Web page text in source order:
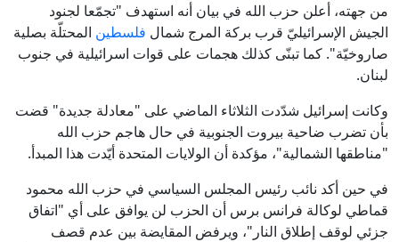
من جهته، أعلن حزب الله في بيان أنه استهدف "تجمّعا لجنود
الجيش الإسرائيليّ قرب بركة المرج شمال فلسطين المحتلّة بصلية
صاروخيّة". كما تبنّى كذلك هجمات على قوات اسرائيلية في جنوب
لبنان.
وكانت إسرائيل شدّدت الثلاثاء الماضي على "معادلة جديدة" قضت
بأن تضرب ضاحية بيروت الجنوبية في حال هاجم حزب الله
"مناطقها الشمالية"، مؤكدة أن الولايات المتحدة أيّدت هذا المبدأ.
في حين أكد نائب رئيس المجلس السياسي في حزب الله محمود
قماطي لوكالة فرانس برس أن الحزب لن يوافق على أي "اتفاق
جزئي لوقف إطلاق النار"، ويرفض المقايضة بين عدم قصف